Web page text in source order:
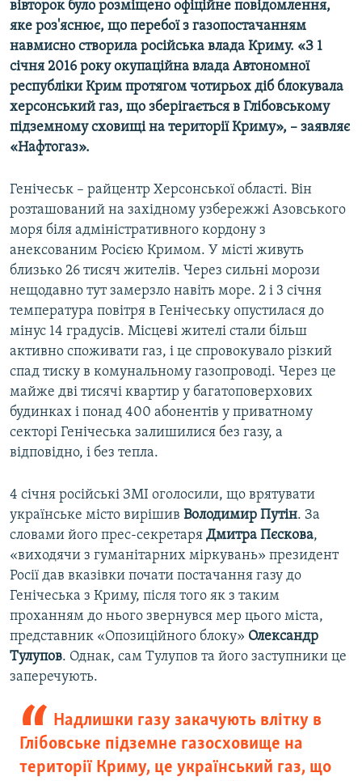
вівторок було розміщено офіційне повідомлення,
яке роз'яснює, що перебої з газопостачанням
навмисно створила російська влада Криму. «З 1
січня 2016 року окупаційна влада Автономної
республіки Крим протягом чотирьох діб блокувала
херсонський газ, що зберігається в Глібовському
підземному сховищі на території Криму», – заявляє
«Нафтогаз».
Генічеськ – райцентр Херсонської області. Він
розташований на західному узбережжі Азовського
моря біля адміністративного кордону з
анексованим Росією Кримом. У місті живуть
близько 26 тисяч жителів. Через сильні морози
нещодавно тут замерзло навіть море. 2 і 3 січня
температура повітря в Генічеську опустилася до
мінус 14 градусів. Місцеві жителі стали більш
активно споживати газ, і це спровокувало різкий
спад тиску в комунальному газопроводі. Через це
майже дві тисячі квартир у багатоповерхових
будинках і понад 400 абонентів у приватному
секторі Генічеська залишилися без газу, а
відповідно, і без тепла.
4 січня російські ЗМІ оголосили, що врятувати
українське місто вирішив Володимир Путін. За
словами його прес-секретаря Дмитра Пєскова,
«виходячи з гуманітарних міркувань» президент
Росії дав вказівки почати постачання газу до
Генічеська з Криму, після того як з таким
проханням до нього звернувся мер цього міста,
представник «Опозиційного блоку» Олександр
Тулупов. Однак, сам Тулупов та його заступники це
заперечують.
Надлишки газу закачують влітку в
Глібовське підземне газосховище на
території Криму, це український газ, що